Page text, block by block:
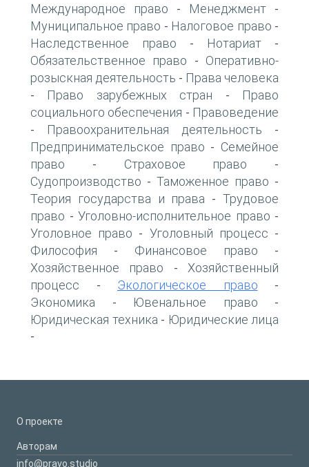
Международное право - Менеджмент -
Муниципальное право - Налоговое право -
Наследственное право - Нотариат -
Обязательственное право - Оперативно-
розыскная деятельность - Права человека
- Право зарубежных стран -
Право
социального обеспечения - Правоведение
- Правоохранительная деятельность -
Предпринимательское право - Семейное
право - Страховое право -
Судопроизводство - Таможенное право -
Теория государства и права -Трудовое
право - Уголовно-исполнительное право -
Уголовное право - Уголовный процесс -
Философия - Финансовое право -
Хозяйственное право - Хозяйственный
процесс - Экологическое право -
Экономика - Ювенальное право -
Юридическая техника - Юридические лица
-
О проекте
Авторам
info@pravo.studio